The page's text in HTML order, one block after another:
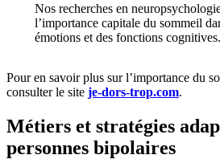
Nos recherches en
l’importance capitale du sommeil
émotions et des fonctions cognitives.
Pour en savoir plus sur l’importance du
consulter le site je-dors-trop.com.
Métiers et stratégies
personnes bipolaires